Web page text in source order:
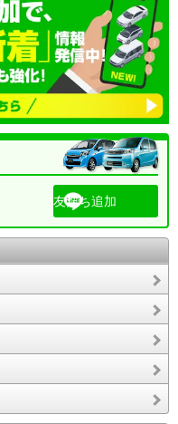
友だち追加